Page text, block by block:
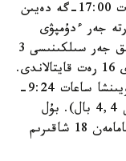
CCTV-دىڭ ايتۋىنشا، اپاتتى ايماقتا ساعات 17:00-گە دەيىن
3,0 جانە ودان جوعارى 19 مارتە جەر ءدۇمپۋى
تىركەلدى. ونىڭ ىشىندە 4,0 - 4,9 بالدىق جەر سىلكىنىسى 3
رەت، 3,0- 3,9 بالدىق جەر سىلكىنىستەرى 16 رەت قايتالاندى.
ەڭ كۇشتى افتەرشوك جەرگىلىكتى ۋاقىت بويىنشا ساعات 9:24-
تە دينجي ۋەزىندە تىركەلگەن (ماگنيتۋداسى 4,4 بال). بۇل
ءدۇمپۋ سىلكىنىستىڭ نەگىزگى وشاعىنان شامامەن 18 شاقىرىم